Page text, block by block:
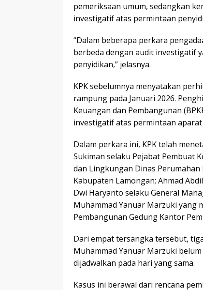
pemeriksaan umum, sedangkan
investigatif atas permintaan
“Dalam beberapa perkara
berbeda dengan audit investigatif
penyidikan,” jelasnya.
KPK sebelumnya menyatakan
rampung pada Januari 2026.
Keuangan dan Pembangunan
investigatif atas permintaan
Dalam perkara ini, KPK telah
Sukiman selaku Pejabat Pembuat
dan Lingkungan Dinas Perumahan
Kabupaten Lamongan; Ahmad
Dwi Haryanto selaku General
Muhammad Yanuar Marzuki yang
Pembangunan Gedung Kantor
Dari empat tersangka tersebut,
Muhammad Yanuar Marzuki
dijadwalkan pada hari yang sama.
Kasus ini berawal dari rencana